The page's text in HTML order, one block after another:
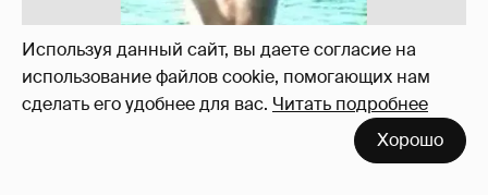
Используя данный сайт, вы даете согласие на
использование файлов cookie, помогающих нам
сделать его удобнее для вас. Читать подробнее
Хорошо